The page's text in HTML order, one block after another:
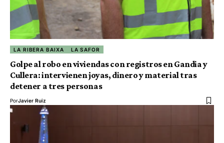
LA RIBERA BAIXA LA SAFOR
Golpe al robo en viviendas con registros en Gandia y
Cullera: intervienen joyas, dinero y material tras
detener a tres personas
PorJavier Ruiz